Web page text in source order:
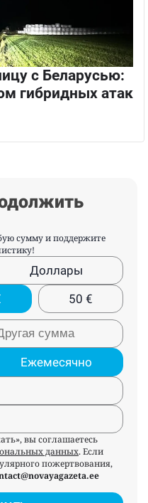
с Беларусью:
гибридных атак
сумму и поддержите
Доллары
50 €
Ежемесячно
вы соглашаетесь
данных. Если
пожертвования,